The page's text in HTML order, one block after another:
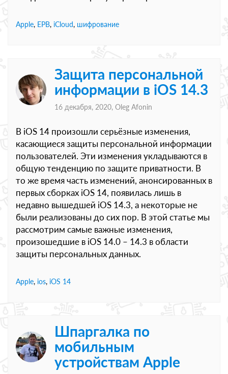
Apple, EPB, iCloud, шифрование
Защита персональной
информации в iOS 14.3
16 декабря, 2020, Oleg Afonin
В iOS 14 произошли серьёзные изменения,
касающиеся защиты персональной информации
пользователей. Эти изменения укладываются в
общую тенденцию по защите приватности. В
то же время часть изменений, анонсированных в
первых сборках iOS 14, появилась лишь в
недавно вышедшей iOS 14.3, а некоторые не
были реализованы до сих пор. В этой статье мы
рассмотрим самые важные изменения,
произошедшие в iOS 14.0 – 14.3 в области
защиты персональных данных.
Apple, ios, iOS 14
Шпаргалка по
мобильным
устройствам Apple